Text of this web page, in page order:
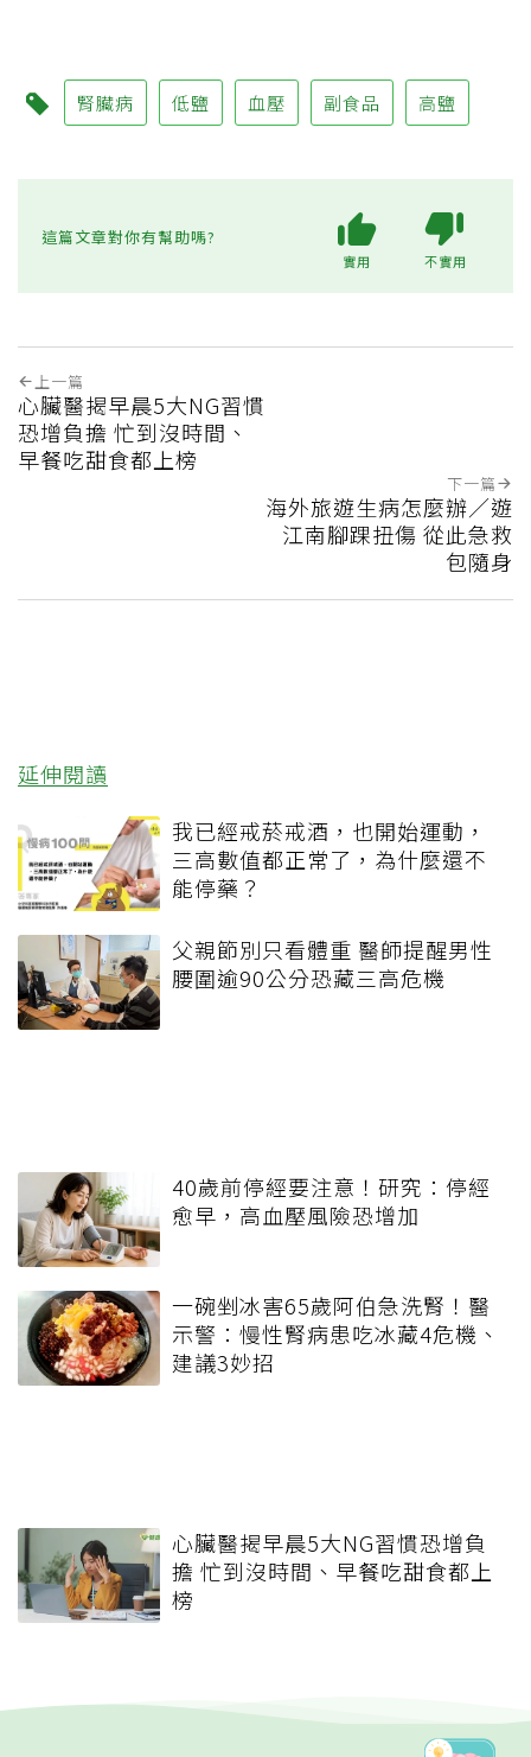
腎臟病 低鹽 血壓 副食品 高鹽
這篇文章對你有幫助嗎?
實用 不實用
上一篇
心臟醫揭早晨5大NG習慣
恐增負擔 忙到沒時間、
早餐吃甜食都上榜
下一篇
海外旅遊生病怎麼辦／遊
江南腳踝扭傷 從此急救
包隨身
延伸閱讀
我已經戒菸戒酒，也開始運動，
三高數值都正常了，為什麼還不
能停藥？
父親節別只看體重 醫師提醒男性
腰圍逾90公分恐藏三高危機
40歲前停經要注意！研究：停經
愈早，高血壓風險恐增加
一碗剉冰害65歲阿伯急洗腎！醫
示警：慢性腎病患吃冰藏4危機、
建議3妙招
心臟醫揭早晨5大NG習慣恐增負
擔 忙到沒時間、早餐吃甜食都上
榜